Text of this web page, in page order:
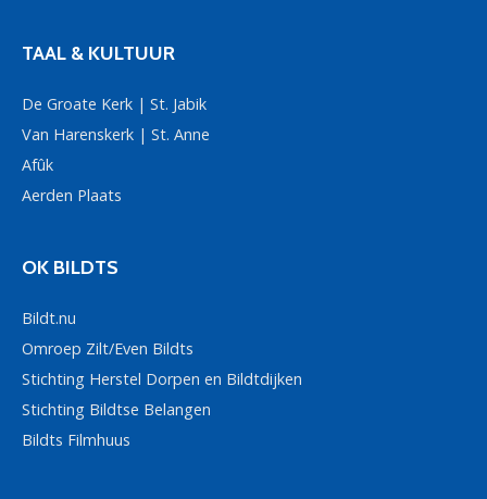
TAAL & KULTUUR
De Groate Kerk | St. Jabik
Van Harenskerk | St. Anne
Afûk
Aerden Plaats
OK BILDTS
Bildt.nu
Omroep Zilt/Even Bildts
Stichting Herstel Dorpen en Bildtdijken
Stichting Bildtse Belangen
Bildts Filmhuus